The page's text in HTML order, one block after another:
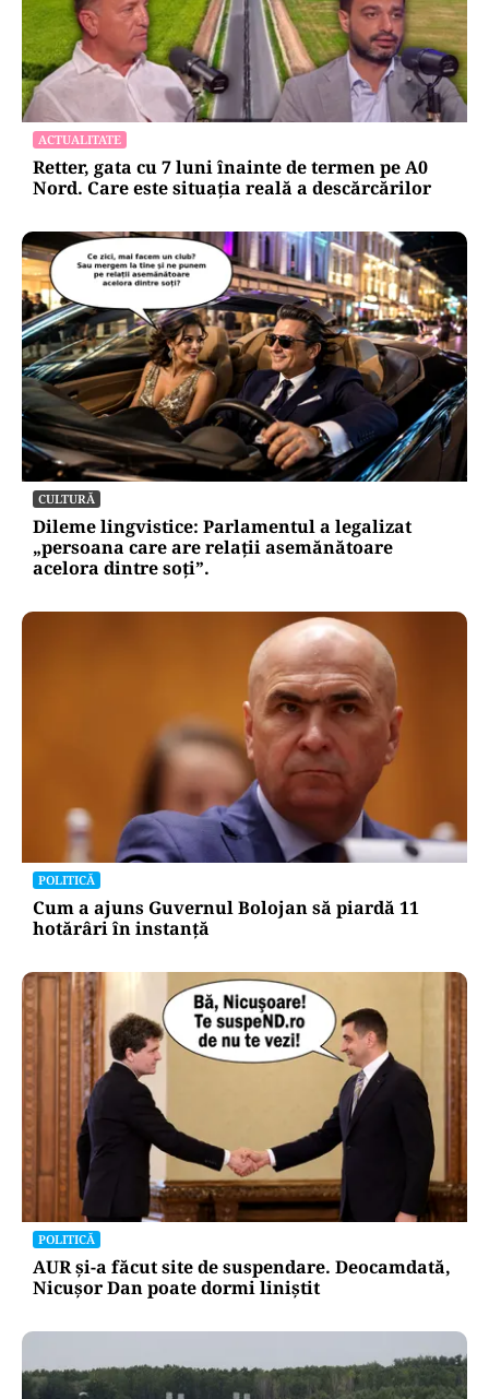
ACTUALITATE
Retter, gata cu 7 luni înainte de termen pe A0
Nord. Care este situația reală a descărcărilor
CULTURĂ
Dileme lingvistice: Parlamentul a legalizat
„persoana care are relații asemănătoare
acelora dintre soți”.
POLITICĂ
Cum a ajuns Guvernul Bolojan să piardă 11
hotărâri în instanță
POLITICĂ
AUR și-a făcut site de suspendare. Deocamdată,
Nicușor Dan poate dormi liniștit